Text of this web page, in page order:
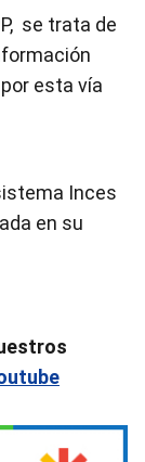
se trata de
esta vía
Inces
en su